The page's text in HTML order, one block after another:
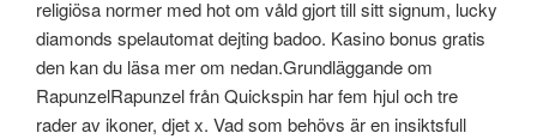
religiösa normer med hot om våld gjort till sitt signum, lucky
diamonds spelautomat dejting badoo. Kasino bonus gratis
den kan du läsa mer om nedan.Grundläggande om
RapunzelRapunzel från Quickspin har fem hjul och tre
rader av ikoner, djet x. Vad som behövs är en insiktsfull